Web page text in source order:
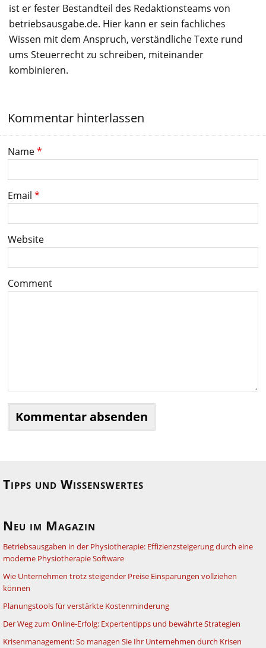
ist er fester Bestandteil des Redaktionsteams von
betriebsausgabe.de. Hier kann er sein fachliches
Wissen mit dem Anspruch, verständliche Texte rund
ums Steuerrecht zu schreiben, miteinander
kombinieren.
Kommentar hinterlassen
Name*
Email *
Website
Comment
Tipps und Wissenswertes
Neu im Magazin
Betriebsausgaben in der Physiotherapie: Effizienzsteigerung durch eine
moderne Physiotherapie Software
Wie Unternehmen trotz steigender Preise Einsparungen vollziehen
können
Planungstools für verstärkte Kostenminderung
Der Weg zum Online-Erfolg: Expertentipps und bewährte Strategien
Krisenmanagement: So managen Sie Ihr Unternehmen durch Krisen